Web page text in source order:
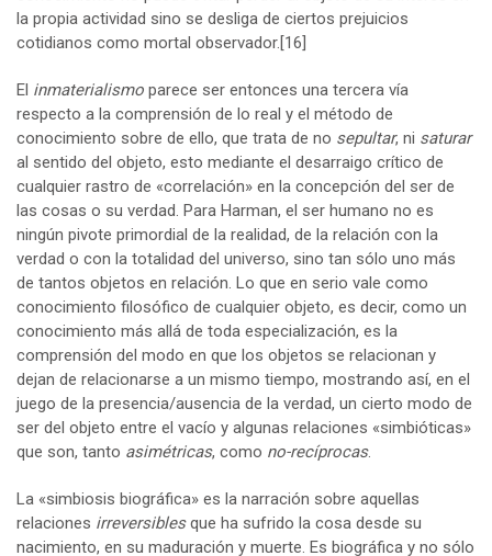
la propia actividad sino se desliga de ciertos prejuicios
cotidianos como mortal observador.[16]
El inmaterialismo parece ser entonces una tercera vía
respecto a la comprensión de lo real y el método de
conocimiento sobre de ello, que trata de no sepultar, ni saturar
al sentido del objeto, esto mediante el desarraigo crítico de
cualquier rastro de «correlación» en la concepción del ser de
las cosas o su verdad. Para Harman, el ser humano no es
ningún pivote primordial de la realidad, de la relación con la
verdad o con la totalidad del universo, sino tan sólo uno más
de tantos objetos en relación. Lo que en serio vale como
conocimiento filosófico de cualquier objeto, es decir, como un
conocimiento más allá de toda especialización, es la
comprensión del modo en que los objetos se relacionan y
dejan de relacionarse a un mismo tiempo, mostrando así, en el
juego de la presencia/ausencia de la verdad, un cierto modo de
ser del objeto entre el vacío y algunas relaciones «simbióticas»
que son, tanto asimétricas, como no-recíprocas.
La «simbiosis biográfica» es la narración sobre aquellas
relaciones irreversiblesque ha sufrido la cosa desde su
nacimiento, en su maduración y muerte. Es biográfica y no sólo